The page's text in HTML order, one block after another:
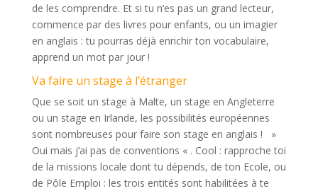
de les comprendre. Et si tu n’es pas un grand lecteur,
commence par des livres pour enfants, ou un imagier
en anglais : tu pourras déjà enrichir ton vocabulaire,
apprend un mot par jour !
Va faire un stage à l’étranger
Que se soit un stage à Malte, un stage en Angleterre
ou un stage en Irlande, les possibilités européennes
sont nombreuses pour faire son stage en anglais ! »
Oui mais j’ai pas de conventions « . Cool : rapproche toi
de la missions locale dont tu dépends, de ton Ecole, ou
de Pôle Emploi : les trois entités sont habilitées à te